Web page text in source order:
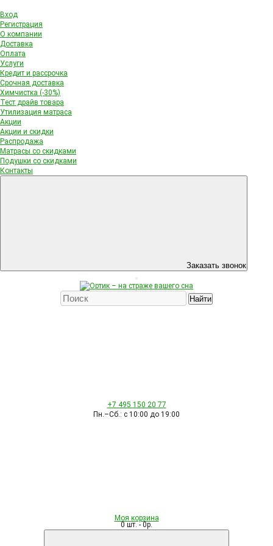
Вход
Регистрация
О компании
Доставка
Оплата
Услуги
Кредит и рассрочка
Срочная доставка
Химчистка (-30%)
Тест драйв товара
Утилизация матраса
Акции
Акции и скидки
Распродажа
Матрасы со скидками
Подушки со скидками
Контакты
Заказать звонок
Найти
+7 495 150 20 77
Пн.–Сб.: с 10:00 до 19:00
Моя корзина
0 шт. - 0р.